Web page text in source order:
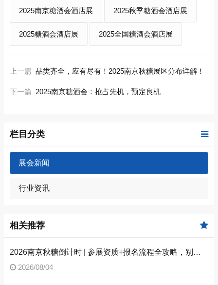
2025南京糖酒会酒店展 2025秋季糖酒会酒店展
2025糖酒会酒店展 2025全国糖酒会酒店展
上一篇 品类齐全，应有尽有！2025南京秋糖展区分布详解！
下一篇 2025南京糖酒会：抢占先机，预定良机
栏目分类
展会新闻
行业资讯
相关推荐
2026南京秋糖倒计时 | 参展资质+报名流程全攻略，别因手续不全错失良机（附材料清单）
2026/08/04